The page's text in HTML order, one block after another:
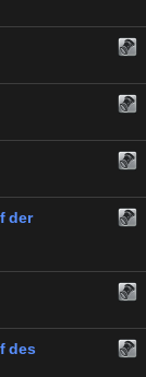
der
des